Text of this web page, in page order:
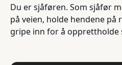
Du er sjåføren. Som sjåfør
på veien, holde hendene
gripe inn for å opprettholde